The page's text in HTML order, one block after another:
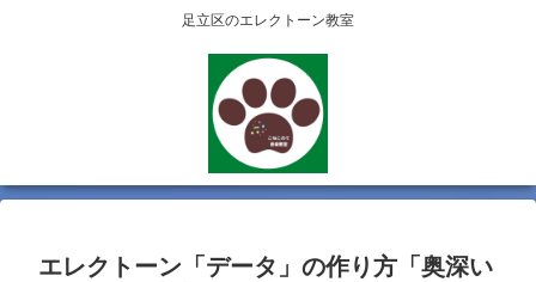
足立区のエレクトーン教室
エレクトーン「データ」の作り方「奥深い